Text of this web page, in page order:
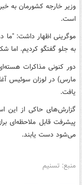
وزیر خارجه کشورمان به
است.
موگرینی اظهار داشت:
به جلو گفتگو کردیم. اما
یافت.
گزارش‌های حاکی از این
پیشرفت قابل ملاحظه‌‌ای
می‌شود دست یابند.
منبع: تسنیم